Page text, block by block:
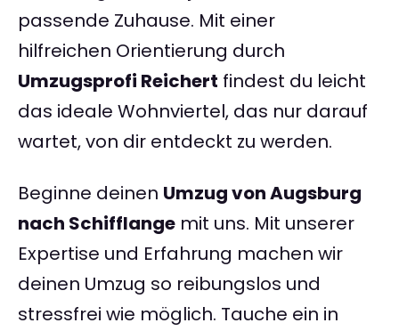
passende Zuhause. Mit einer
hilfreichen Orientierung durch
Umzugsprofi Reichert findest du leicht
das ideale Wohnviertel, das nur darauf
wartet, von dir entdeckt zu werden.
Beginne deinen Umzug von Augsburg
nach Schifflange mit uns. Mit unserer
Expertise und Erfahrung machen wir
deinen Umzug so reibungslos und
stressfrei wie möglich. Tauche ein in